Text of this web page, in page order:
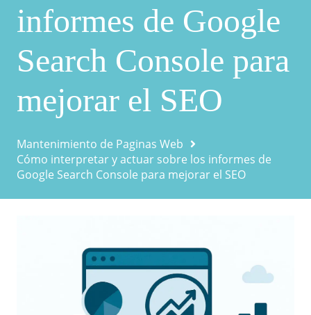
informes de Google
Search Console para
mejorar el SEO
Mantenimiento de Paginas Web
Cómo interpretar y actuar sobre los informes de
Google Search Console para mejorar el SEO